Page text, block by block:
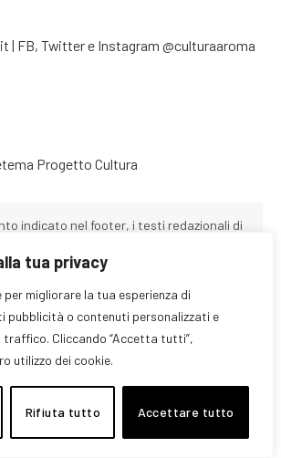
tua privacy
per migliorare la tua esperienza di
pubblicità o contenuti personalizzati e
traffico. Cliccando “Accetta tutti”,
utilizzo dei cookie.
Rifiuta tutto Accettare tutto
| FB, Twitter e Instagram @culturaaroma
Progetto Cultura
indicato nel footer, i testi redazionali di
disponibili a tali condizioni. Tale
di proprietà dei rispettivi titolari e
solo per finalità culturali e di cronaca.
di rimozione consultare lapagina
.